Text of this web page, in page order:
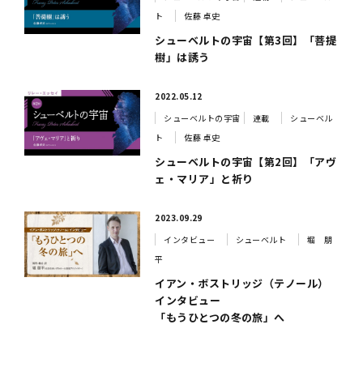
ト
佐藤 卓史
シューベルトの宇宙【第3回】「菩提
樹」は誘う
2022.05.12
シューベルトの宇宙
連載
シューベル
ト
佐藤 卓史
シューベルトの宇宙【第2回】「アヴ
ェ・マリア」と祈り
2023.09.29
インタビュー
シューベルト
堀 朋
平
イアン・ボストリッジ（テノール）
インタビュー
「もうひとつの冬の旅」へ